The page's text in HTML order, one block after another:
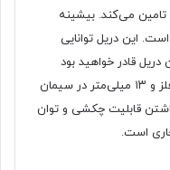
می‌کند. بیشینه
دور بر دقیقه است. این دریل توانایی
قادر خواهید بود
سوراخ‌هایی حداکثر با قطر ۱۳ میلی‌متر در فلز و ۱۳ میلی‌متر در سیمان
قابلیت چکشی و توان